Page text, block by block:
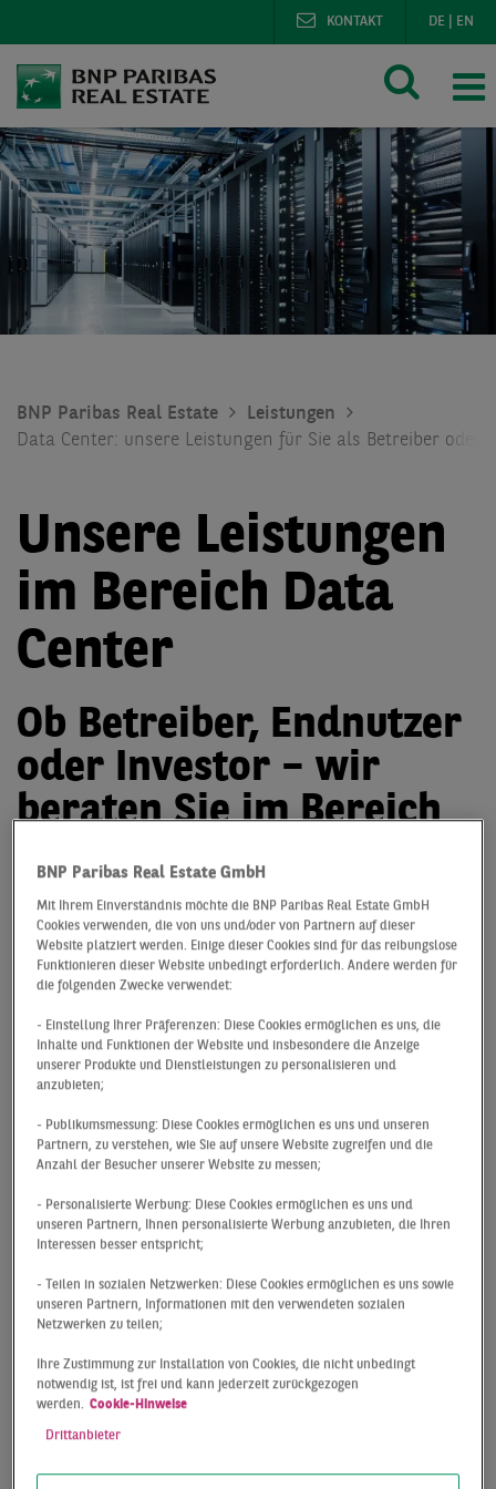
DE EN
KONTAKT
BNP Paribas Real Estate
Leistungen
Data Center: unsere Leistungen für Sie als Betreiber oder
Unsere Leistungen
im Bereich Data
Center
Ob Betreiber, Endnutzer
oder Investor – wir
beraten Sie im Bereich
Data Center
Die Nachfrage nach Rechenzentren steigt kontinuierlich
– mittlerweile haben sie sich zu einer attraktiven und
performancestarken Assetklasse entwickelt. Vor dem
Hintergrund der fortschreitenden Digitalisierung in
im vielleicht wichtigsten Wachstumsmarkt künstliche
Intelligenz (KI), wird der Bedarf an Rechenzentren auch
in den kommenden Jahren weiter zunehmen.
Gleichzeitig wird auch das Investoreninteresse spürbar
wachsen, sodass viel dafürspricht, dass Data Center in
den nächsten ein bis zwei Jahren bei den Kapitalwerten
das größte Wachstumspotenzial aller Assetklassen
aufweisen werden.
Unsere Expert:innen verfügen über langjährige
Erfahrung sowie fundierte Marktkenntnisse, um Sie
Bereits im Jahr 2000 haben wir die langfristigen
Chancen und Perspektiven dieses Marktes erkannt und
ausschließlich um die Assetklasse Data Center sowie um
Betreiber, Endnutzer und Investoren kümmert. In den
BNP Paribas Real Estate GmbH
Mit Ihrem Einverständnis möchte die BNP Paribas Real Estate GmbH
Cookies verwenden, die von uns und/oder von Partnern auf dieser
Website platziert werden. Einige dieser Cookies sind für das reibungslose
Funktionieren dieser Website unbedingt erforderlich. Andere werden für
die folgenden Zwecke verwendet:
- Einstellung Ihrer Präferenzen: Diese Cookies ermöglichen es uns, die
Inhalte und Funktionen der Website und insbesondere die Anzeige
unserer Produkte und Dienstleistungen zu personalisieren und
anzubieten;
- Publikumsmessung: Diese Cookies ermöglichen es uns und unseren
Partnern, zu verstehen, wie Sie auf unsere Website zugreifen und die
Anzahl der Besucher unserer Website zu messen;
- Personalisierte Werbung: Diese Cookies ermöglichen es uns und
unseren Partnern, Ihnen personalisierte Werbung anzubieten, die Ihren
Interessen besser entspricht;
- Teilen in sozialen Netzwerken: Diese Cookies ermöglichen es uns sowie
unseren Partnern, Informationen mit den verwendeten sozialen
Netzwerken zu teilen;
Ihre Zustimmung zur Installation von Cookies, die nicht unbedingt
notwendig ist, ist frei und kann jederzeit zurückgezogen
werden. Cookie-Hinweise
Drittanbieter